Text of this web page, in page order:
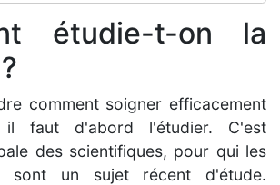
étudie-t-on la
comment soigner efficacement
il faut d'abord l'étudier. C'est
des scientifiques, pour qui les
sont un sujet récent d'étude.